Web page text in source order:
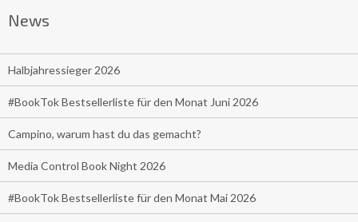
News
Halbjahressieger 2026
#BookTok Bestsellerliste für den Monat Juni 2026
Campino, warum hast du das gemacht?
Media Control Book Night 2026
#BookTok Bestsellerliste für den Monat Mai 2026